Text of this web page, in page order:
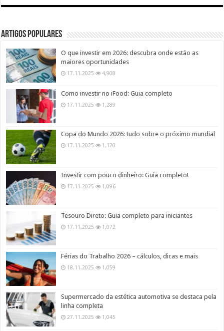
Artigos populares
O que investir em 2026: descubra onde estão as
maiores oportunidades
17.11.2025 4,908
Como investir no iFood: Guia completo
17.11.2025 1,289
Copa do Mundo 2026: tudo sobre o próximo mundial
17.11.2025 1,120
Investir com pouco dinheiro: Guia completo!
17.11.2025 1,096
Tesouro Direto: Guia completo para iniciantes
17.11.2025 1,072
Férias do Trabalho 2026 – cálculos, dicas e mais
18.11.2025 1,059
Supermercado da estética automotiva se destaca pela
linha completa
27.11.2025 1,045